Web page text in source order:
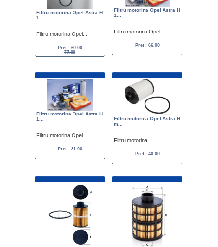
Filtru motorina Opel Astra H
1...
Filtru motorina Opel...
Pret : 60.00
77.00
Filtru motorina Opel Astra H
1...
Filtru motorina Opel...
Pret : 66.00
Filtru motorina Opel Astra H
1...
Filtru motorina Opel...
Pret : 31.00
Filtru motorina Opel Astra H
m...
Filtru motorina ...
Pret : 40.00